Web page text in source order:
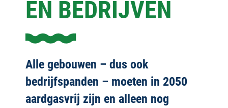
EN BEDRIJVEN
Alle gebouwen – dus ook
bedrijfspanden – moeten in 2050
aardgasvrij zijn en alleen nog